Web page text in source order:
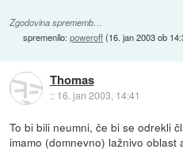
Zgodovina sprememb…
spremenilo:poweroff(16. jan 2003 ob
Thomas
:: 16. jan 2003, 14:41
To bi bili neumni, če bi se odrekli
imamo (domnevno) lažnivo oblast